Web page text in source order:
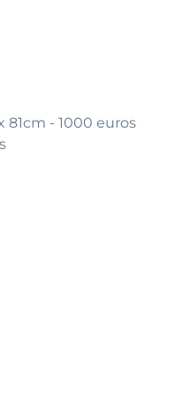
81cm - 1000 euros